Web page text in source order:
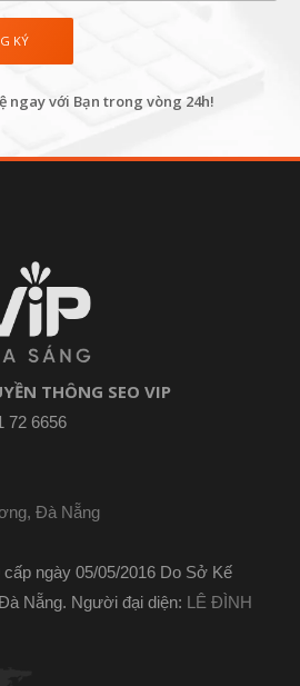
ngay với Bạn trong vòng 24h!
THÔNG SEO VIP
72 6656
Đà Nẵng
ngày 05/05/2016 Do Sở Kế
Nẵng. Người đại diện: LÊ ĐÌNH